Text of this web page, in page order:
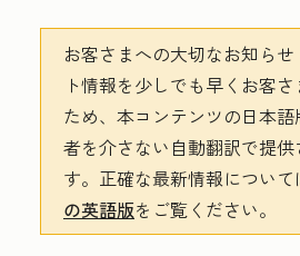
お客さまへの大切なお知らせ
ト情報を少しでも早くお客
ため、本コンテンツの日本
者を介さない自動翻訳で提供
す。 正確な最新情報について
の英語版をご覧ください。